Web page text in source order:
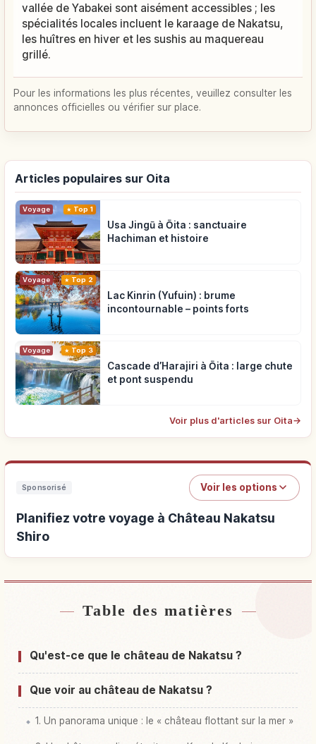
vallée de Yabakei sont aisément accessibles ; les
spécialités locales incluent le karaage de Nakatsu,
les huîtres en hiver et les sushis au maquereau
grillé.
Pour les informations les plus récentes, veuillez consulter les
annonces officielles ou vérifier sur place.
Articles populaires sur Oita
Voyage Top 1
Usa Jingū à Ōita : sanctuaire
Hachiman et histoire
Voyage Top 2
Lac Kinrin (Yufuin) : brume
incontournable – points forts
Voyage Top 3
Cascade d’Harajiri à Ōita : large chute
et pont suspendu
Voir plus d'articles sur Oita→
Sponsorisé Voir les options
Planifiez votre voyage à Château Nakatsu
Shiro
Hébergements près de Château Nakatsu Shiro
Activités à Château Nakatsu Shiro
Table des matières
Qu'est-ce que le château de Nakatsu ?
Que voir au château de Nakatsu ?
1. Un panorama unique : le « château flottant sur la mer »